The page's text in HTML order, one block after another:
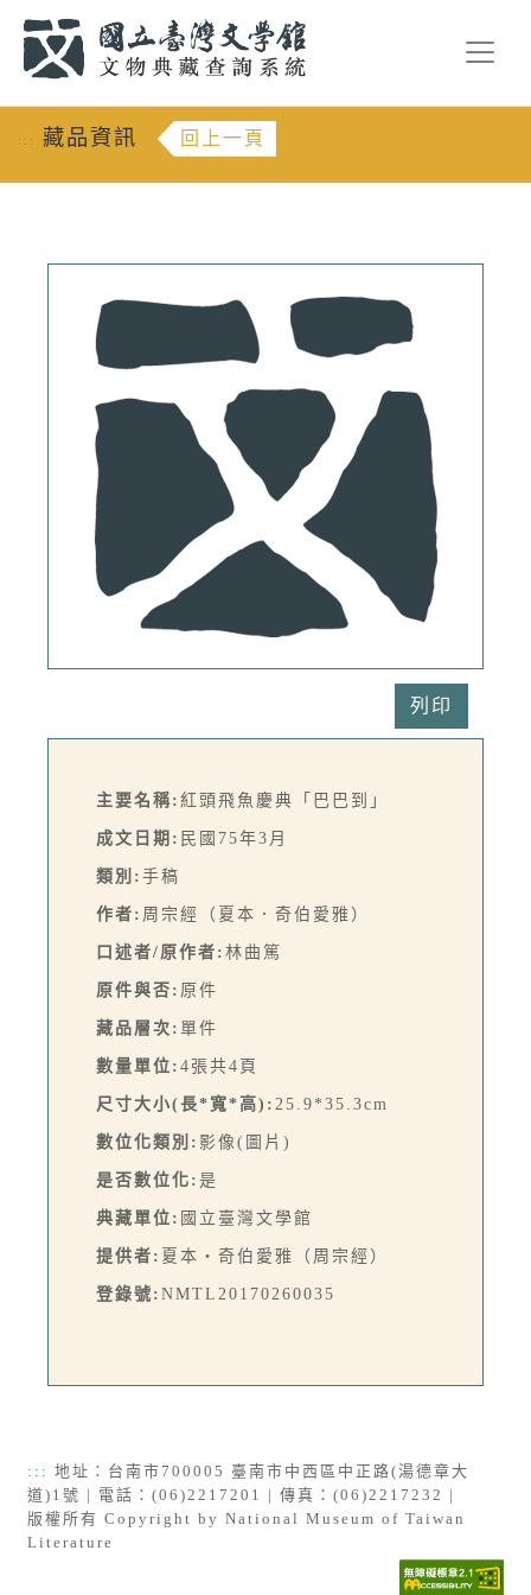
::: 藏品資訊 回上一頁
列印
主要名稱: 紅頭飛魚慶典「巴巴到」
成文日期: 民國75年3月
類別: 手稿
作者: 周宗經（夏本．奇伯愛雅）
口述者/原作者: 林曲篤
原件與否: 原件
藏品層次: 單件
數量單位: 4張共4頁
尺寸大小(長*寬*高): 25.9*35.3cm
數位化類別: 影像(圖片)
是否數位化: 是
典藏單位: 國立臺灣文學館
提供者: 夏本‧奇伯愛雅（周宗經）
登錄號: NMTL20170260035
::: 地址：台南市700005 臺南市中西區中正路(湯德章大
道)1號 | 電話：(06)2217201 | 傳真：(06)2217232 |
版權所有 Copyright by National Museum of Taiwan
Literature